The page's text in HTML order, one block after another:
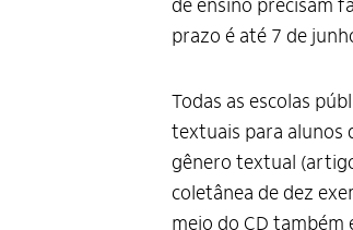
de ensino precisam
prazo é até 7 de
Todas as escolas
textuais para alunos
gênero textual
coletânea de dez
meio do CD